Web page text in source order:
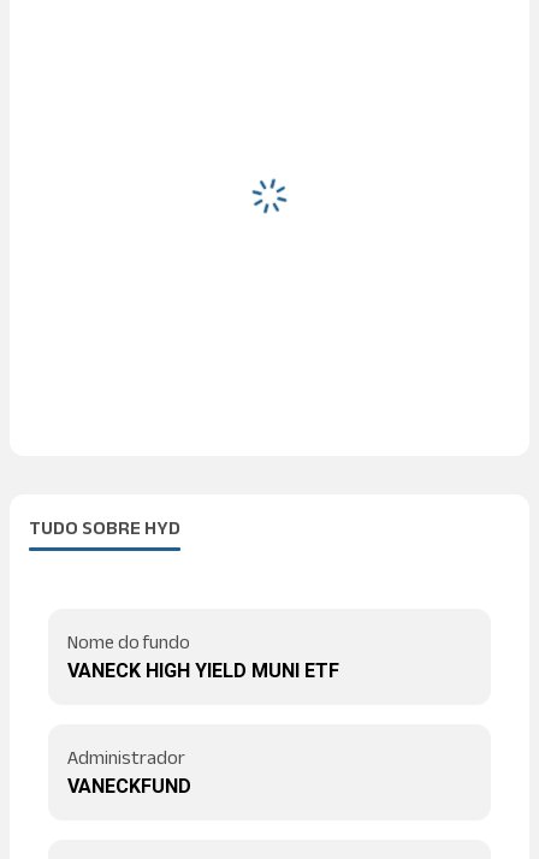
TUDO SOBRE HYD
Nome do fundo
VANECK HIGH YIELD MUNI ETF
Administrador
VANECKFUND